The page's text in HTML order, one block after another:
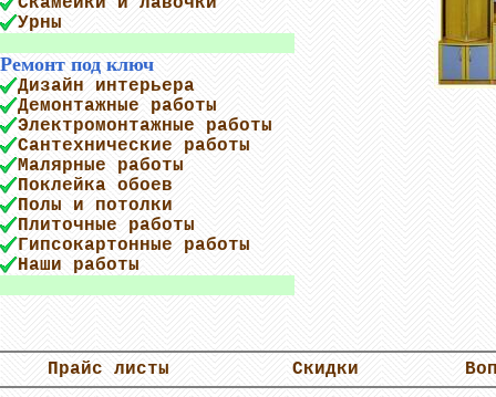
Урны
Ремонт под ключ
Дизайн интерьера
Демонтажные работы
Электромонтажные работы
Сантехнические работы
Малярные работы
Поклейка обоев
Полы и потолки
Плиточные работы
Гипсокартонные работы
Наши работы
Прайс листы Скидки